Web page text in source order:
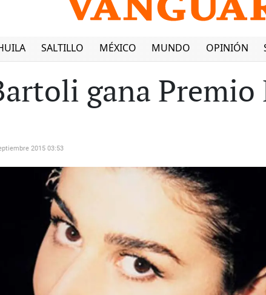
SALTILLO MÉXICO MUNDO OPINIÓN
gana
2015 03:53